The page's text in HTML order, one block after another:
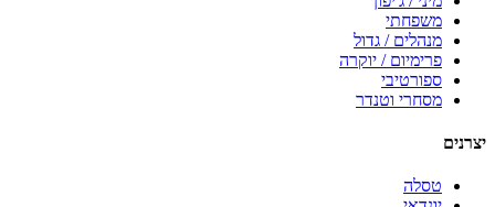
משפחתי
מנהלים / גדול
פרימיום / יוקרה
ספורטיבי
מסחרי וטנדר
יצרנים
טסלה